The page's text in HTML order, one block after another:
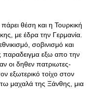
θέση και η Τουρκική
με έδρα την Γερμανία.
σοβινισμό και
εξω απο την
οι δηθεν πατριωτες-
εξωτερικό τοίχο στον
μαχαλά της Ξάνθης, μια